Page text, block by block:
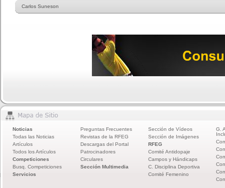
Carlos Suneson
Noticias
Todas las Noticias
Artículos
Todos los Artículos
Competiciones
Busq. Competiciones
Servicios
Preguntas Frecuentes
Revistas de la RFEG
Descargas del Portal
Patrocinadores
Circulares
Sección Multimedia
Sección de Vídeos
Sección de Imágenes
RFEG
Comité Antidopaje
Campos y Hándicaps
C. Disciplina Deportiva
Comité Femenino
G.